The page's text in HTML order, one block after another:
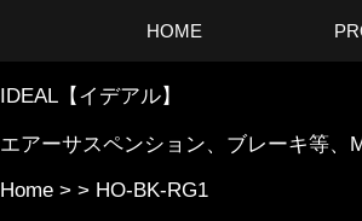
HOME
IDEAL【イデアル】
エアーサスペンション、ブレーキ等、
Home > > HO-BK-RG1